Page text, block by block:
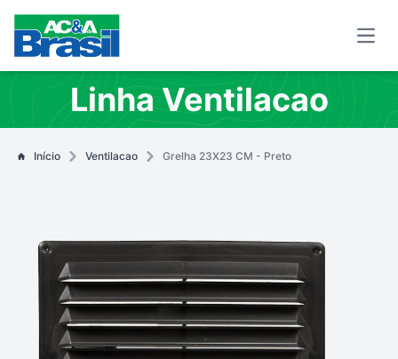
Linha Ventilacao
Início Ventilacao Grelha 23X23 CM - Preto